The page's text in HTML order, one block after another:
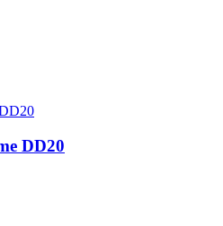
DD20